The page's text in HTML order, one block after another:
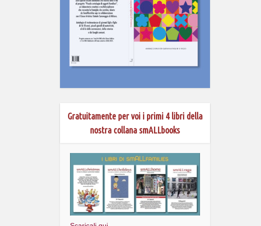
Gratuitamente per voi i primi 4 libri della
nostra collana smALLbooks